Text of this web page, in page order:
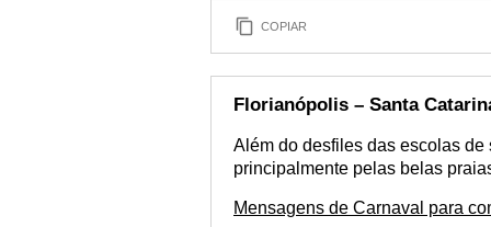
COPIAR
Florianópolis – Santa
Além do desfiles das escolas
principalmente pelas belas
Mensagens de Carnaval para